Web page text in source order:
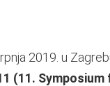
2019. u
(11.